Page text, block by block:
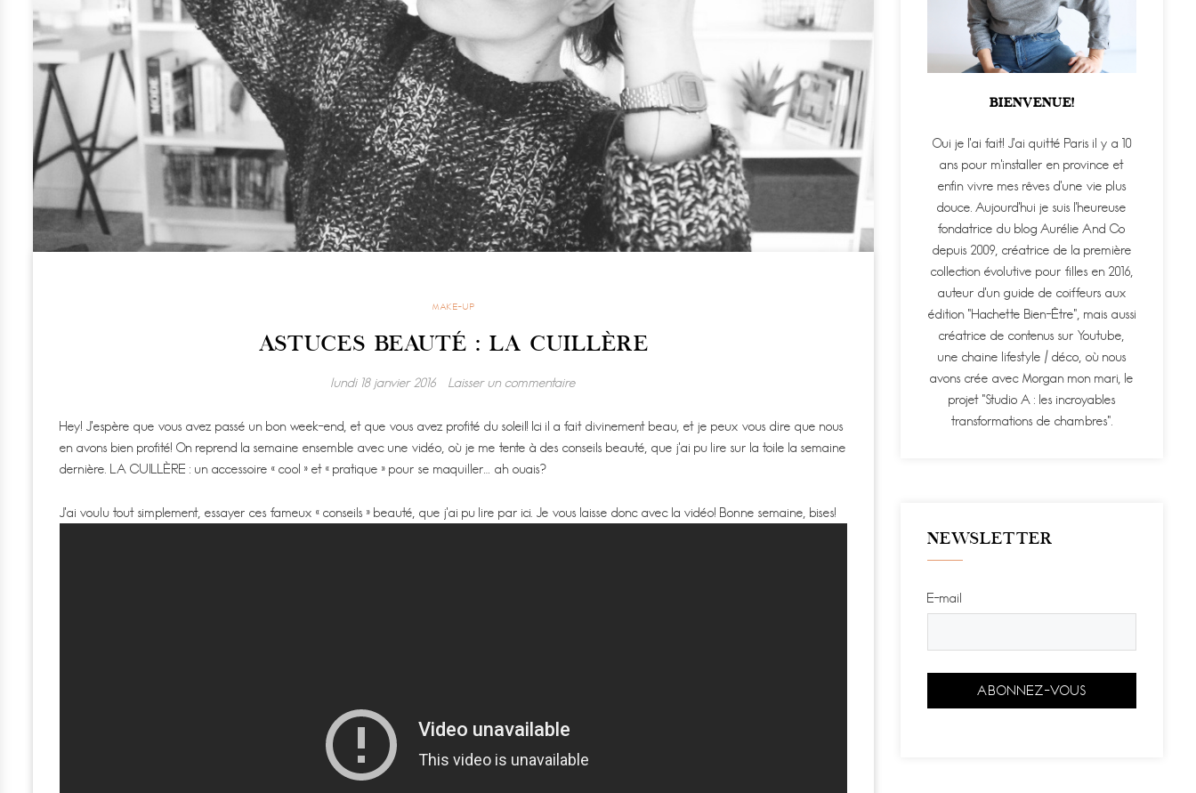
MAKE-UP
ASTUCES BEAUTÉ : LA CUILLÈRE
lundi 18 janvier 2016 Laisser un commentaire
Hey! J’espère que vous avez passé un bon week-end, et que vous avez profité du soleil! Ici il a fait divinement beau, et je peux vous dire que nous
en avons bien profité! On reprend la semaine ensemble avec une vidéo, où je me tente à des conseils beauté, que j’ai pu lire sur la toile la semaine
dernière. LA CUILLÈRE : un accessoire « cool » et « pratique » pour se maquiller… ah ouais?
J’ai voulu tout simplement, essayer ces fameux « conseils » beauté, que j’ai pu lire par ici. Je vous laisse donc avec la vidéo! Bonne semaine, bises!
BIENVENUE!
Oui je l'ai fait! J'ai quitté Paris il y a 10
ans pour m'installer en province et
enfin vivre mes rêves d'une vie plus
douce. Aujourd'hui je suis l'heureuse
fondatrice du blog Aurélie And Co
depuis 2009, créatrice de la première
collection évolutive pour filles en 2016,
auteur d'un guide de coiffeurs aux
édition "Hachette Bien-Être", mais aussi
créatrice de contenus sur Youtube,
une chaine lifestyle / déco, où nous
avons crée avec Morgan mon mari, le
projet "Studio A : les incroyables
transformations de chambres".
NEWSLETTER
E-mail